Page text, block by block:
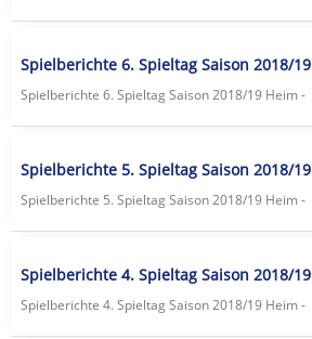
Spielberichte 6. Spieltag Saison 2018/19
Spielberichte 6. Spieltag Saison 2018/19 Heim -
Spielberichte 5. Spieltag Saison 2018/19
Spielberichte 5. Spieltag Saison 2018/19 Heim -
Spielberichte 4. Spieltag Saison 2018/19
Spielberichte 4. Spieltag Saison 2018/19 Heim -